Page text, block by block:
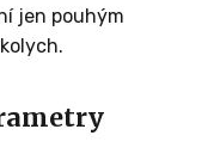
jen pouhým